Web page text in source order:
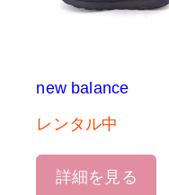
new balance
レンタル中
詳細を見る